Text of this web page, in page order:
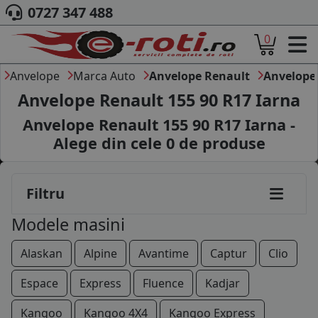
ACASA
DESPRE NOI
ANVELOPE
AUTO
CAMION
MOTO
MARCA AUTO
BLOG
B2B - COLABORARE COMPANII
CONT
0727 347 488
0
Anvelope Marca Auto Anvelope Renault Anvelope
Anvelope Renault 155 90 R17 Iarna
Anvelope Renault 155 90 R17 Iarna -
Alege din cele 0de produse
Filtru
Modele masini
Alaskan Alpine Avantime Captur
Clio
Espace
Express Fluence
Kadjar
Kangoo
Kangoo 4X4
Kangoo Express
225/50R15
185/50R16
185/55R16
185/75R16
195/45R16
195/55R16
195/60R16
195/65R16
195/75R16
205/45R16